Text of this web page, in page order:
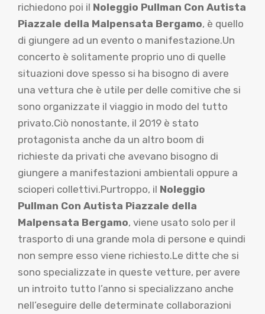
richiedono poi il Noleggio Pullman Con Autista
Piazzale della Malpensata Bergamo, è quello
di giungere ad un evento o manifestazione.Un
concerto è solitamente proprio uno di quelle
situazioni dove spesso si ha bisogno di avere
una vettura che è utile per delle comitive che si
sono organizzate il viaggio in modo del tutto
privato.Ciò nonostante, il 2019 è stato
protagonista anche da un altro boom di
richieste da privati che avevano bisogno di
giungere a manifestazioni ambientali oppure a
scioperi collettivi.Purtroppo, il Noleggio
Pullman Con Autista Piazzale della
Malpensata Bergamo, viene usato solo per il
trasporto di una grande mola di persone e quindi
non sempre esso viene richiesto.Le ditte che si
sono specializzate in queste vetture, per avere
un introito tutto l’anno si specializzano anche
nell’eseguire delle determinate collaborazioni